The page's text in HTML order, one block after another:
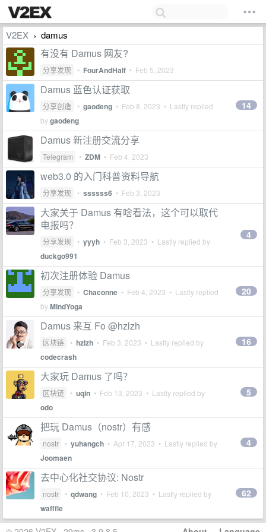
V2EX › damus
有没有 Damus 网友?
分享发现 • FourAndHalf • Feb 5, 2023
Damus 蓝色认证获取
分享创造 • gaodeng • Feb 8, 2023 • Lastly replied
bygaodeng
14
Damus 新注册交流分享
Telegram • ZDM • Feb 4, 2023
web3.0 的入门科普资料导航
分享发现 • ssssss6 • Feb 3, 2023
大家关于 Damus 有啥看法，这个可以取代
电报吗？
分享发现 • yyyh • Feb 3, 2023 • Lastly replied by
duckgo991
4
初次注册体验 Damus
分享发现 • Chaconne • Feb 4, 2023 • Lastly replied
byMindYoga
20
Damus 来互 Fo @hzlzh
区块链 • hzlzh • Feb 3, 2023 • Lastly replied by
codecrash
16
大家玩 Damus 了吗？
区块链 • uqin • Feb 13, 2023 • Lastly replied by
odo
5
把玩 Damus（nostr）有感
nostr • yuhangch • Apr 17, 2023 • Lastly replied by
Joomaen
4
去中心化社交协议: Nostr
nostr • qdwang • Feb 10, 2023 • Lastly replied by
wafffle
62